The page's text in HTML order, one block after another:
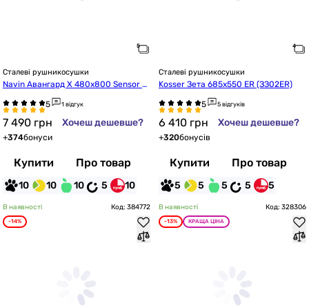
Сталеві рушникосушки
Navin Авангард X 480x800 Sensor з
WI-FI, лівобічна (12-272155-4880)
1 відгук
7 490 грн Хочеш дешевше?
+374бонуси
Купити Про товар
10 10 10 5 10
Сталеві рушникосушки
Kosser Зета 685х550 ER (ЗЗ02ER)
5 відгуків
6 410 грн Хочеш дешевше?
+320бонусів
Купити Про товар
5 5 5 5 5
В наявності Код: 384772
-14%
В наявності Код: 328306
-13% КРАЩА ЦІНА